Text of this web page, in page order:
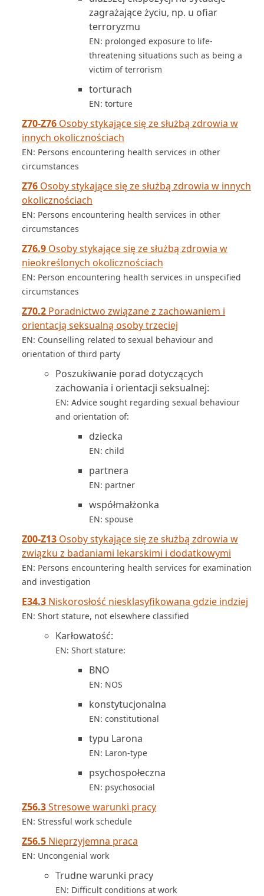
zagrażające życiu, np. u ofiar
terroryzmu
EN: prolonged exposure to life-
threatening situations such as being a
victim of terrorism
torturach
EN: torture
Z70-Z76 Osoby stykające się ze służbą zdrowia w
innych okolicznościach
EN: Persons encountering health services in other
circumstances
Z76 Osoby stykające się ze służbą zdrowia w innych
okolicznościach
EN: Persons encountering health services in other
circumstances
Z76.9 Osoby stykające się ze służbą zdrowia w
nieokreślonych okolicznościach
EN: Person encountering health services in unspecified
circumstances
Z70.2 Poradnictwo związane z zachowaniem i
orientacją seksualną osoby trzeciej
EN: Counselling related to sexual behaviour and
orientation of third party
Poszukiwanie porad dotyczących
zachowania i orientacji seksualnej:
EN: Advice sought regarding sexual behaviour
and orientation of:
dziecka
EN: child
partnera
EN: partner
współmałżonka
EN: spouse
Z00-Z13 Osoby stykające się ze służbą zdrowia w
związku z badaniami lekarskimi i dodatkowymi
EN: Persons encountering health services for examination
and investigation
E34.3 Niskorosłość niesklasyfikowana gdzie indziej
EN: Short stature, not elsewhere classified
Karłowatość:
EN: Short stature:
BNO
EN: NOS
konstytucjonalna
EN: constitutional
typu Larona
EN: Laron-type
psychospołeczna
EN: psychosocial
Z56.3Stresowe warunki pracy
EN: Stressful work schedule
Z56.5 Nieprzyjemna praca
EN: Uncongenial work
Trudne warunki pracy
EN: Difficult conditions at work